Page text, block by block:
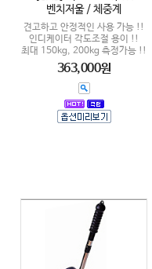
벤치저울 / 체중계
견고하고 안정적인 사용 가능 !!
인디케이터 각도조절 용이 !!
최대 150kg, 200kg 측정가능 !!
363,000원